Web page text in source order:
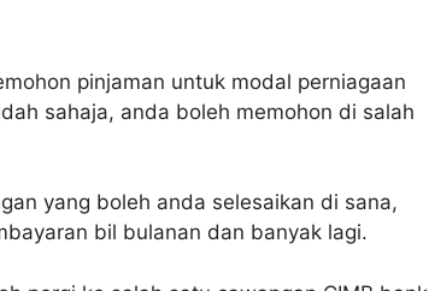
pinjaman untuk modal perniagaan
sahaja, anda boleh memohon di salah
yang boleh anda selesaikan di sana,
bil bulanan dan banyak lagi.